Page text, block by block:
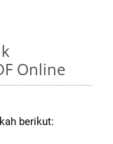
Online
berikut: